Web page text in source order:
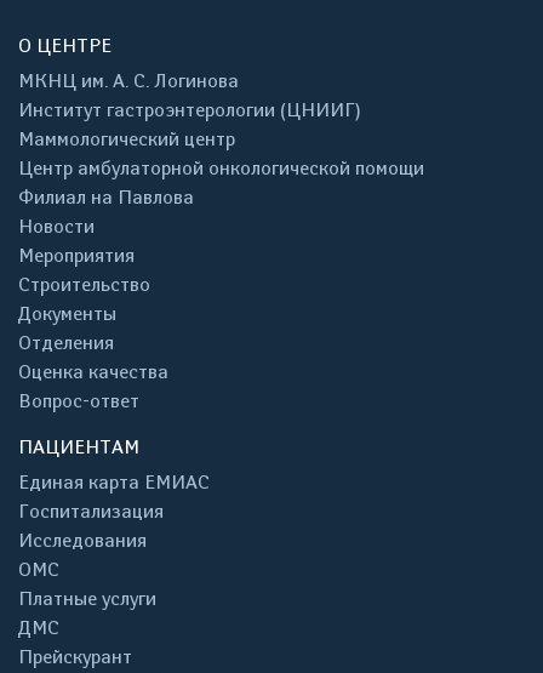
О ЦЕНТРЕ
МКНЦ им. А. С. Логинова
Институт гастроэнтерологии (ЦНИИГ)
Маммологический центр
Центр амбулаторной онкологической помощи
Филиал на Павлова
Новости
Мероприятия
Строительство
Документы
Отделения
Оценка качества
Вопрос-ответ
ПАЦИЕНТАМ
Единая карта ЕМИАС
Госпитализация
Исследования
ОМС
Платные услуги
ДМС
Прейскурант